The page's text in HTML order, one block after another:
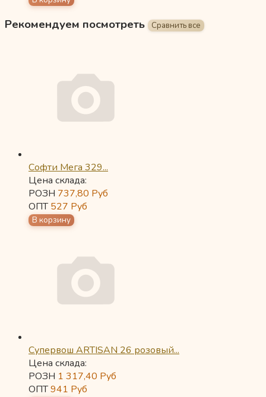
Рекомендуем посмотреть
Софти Мега 329...
Цена склада:
РОЗН 737,80 Руб
ОПТ527 Руб
Супервош ARTISAN 26 розовый...
Цена склада:
РОЗН 1 317,40 Руб
ОПТ941 Руб